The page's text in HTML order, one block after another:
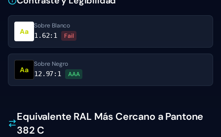
Aa
Sobre Blanco
1.62:1 Fail
Aa
Sobre Negro
12.97:1 AAA
Equivalente RAL Más Cercano a Pantone
382 C